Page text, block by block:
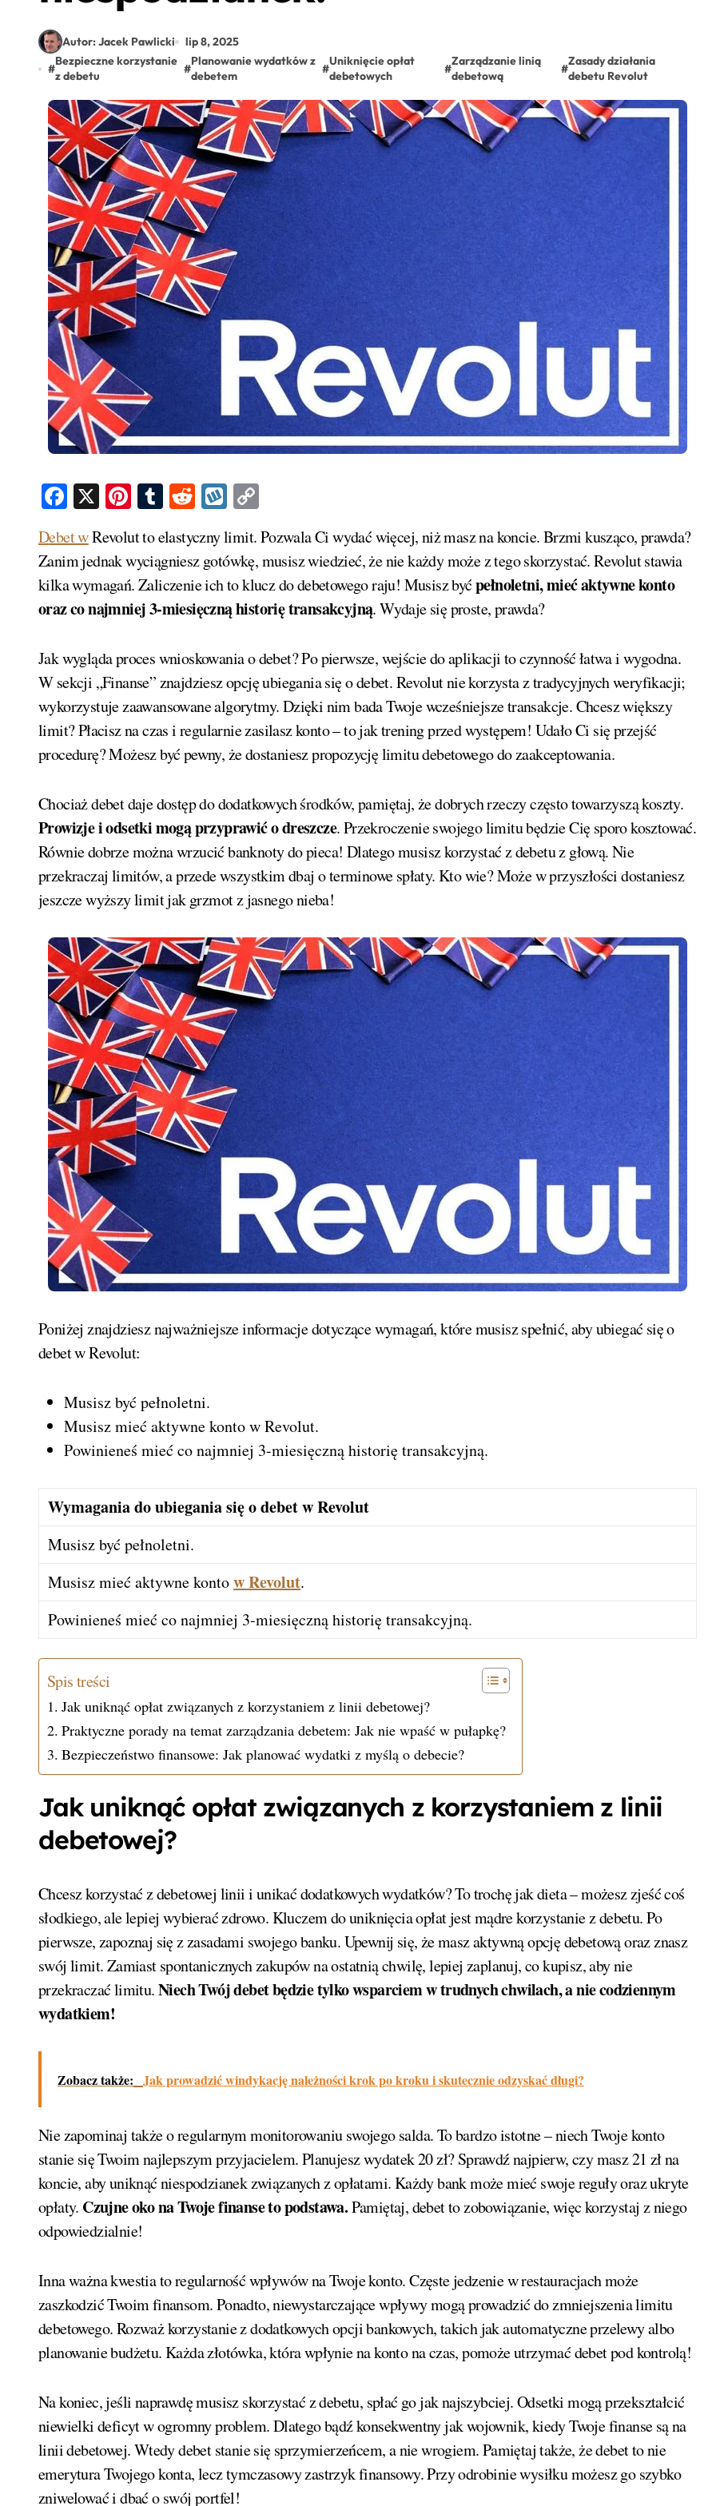
Autor: Jacek Pawlicki
lip 8, 2025
#
Bezpieczne korzystanie
z debetu
#
Planowanie wydatków z
debetem
#
Uniknięcie opłat
debetowych
#
Zarządzanie linią
debetową
#
Zasady działania
debetu Revolut
Facebook
X Pinterest
Tumblr
RedditWykop
Debet wRevolut to elastyczny limit. Pozwala Ci wydać więcej, niż masz na koncie. Brzmi kusząco, prawda?
Zanim jednak wyciągniesz gotówkę, musisz wiedzieć, że nie każdy może z tego skorzystać. Revolut stawia
kilka wymagań. Zaliczenie ich to klucz do debetowego raju! Musisz byćpełnoletni, mieć aktywne konto
oraz co najmniej 3-miesięczną historię transakcyjną. Wydaje się proste, prawda?
Jak wygląda proces wnioskowania o debet? Po pierwsze, wejście do aplikacji to czynność łatwa i wygodna.
W sekcji „Finanse” znajdziesz opcję ubiegania się o debet. Revolut nie korzysta z tradycyjnych weryfikacji;
wykorzystuje zaawansowane algorytmy. Dzięki nim bada Twoje wcześniejsze transakcje. Chcesz większy
limit? Płacisz na czas i regularnie zasilasz konto – to jak trening przed występem! Udało Ci się przejść
procedurę? Możesz być pewny, że dostaniesz propozycję limitu debetowego do zaakceptowania.
Chociaż debet daje dostęp do dodatkowych środków, pamiętaj, że dobrych rzeczy często towarzyszą koszty.
Prowizje i odsetki mogą przyprawić o dreszcze. Przekroczenie swojego limitu będzie Cię sporo kosztować.
Równie dobrze można wrzucić banknoty do pieca! Dlatego musisz korzystać z debetu z głową. Nie
przekraczaj limitów, a przede wszystkim dbaj o terminowe spłaty. Kto wie? Może w przyszłości dostaniesz
jeszcze wyższy limit jak grzmot z jasnego nieba!
Poniżej znajdziesz najważniejsze informacje dotyczące wymagań, które musisz spełnić, aby ubiegać się o
debet w Revolut:
Musisz być pełnoletni.
Musisz mieć aktywne konto w Revolut.
Powinieneś mieć co najmniej 3-miesięczną historię transakcyjną.
Wymagania do ubiegania się o debet w Revolut
Musisz być pełnoletni.
Musisz mieć aktywne kontow Revolut.
Powinieneś mieć co najmniej 3-miesięczną historię transakcyjną.
Spis treści
Jak uniknąć opłat związanych z korzystaniem z linii debetowej?
Praktyczne porady na temat zarządzania debetem: Jak nie wpaść w pułapkę?
Bezpieczeństwo finansowe: Jak planować wydatki z myślą o debecie?
Jak uniknąć opłat związanych z korzystaniem z linii
debetowej?
Chcesz korzystać z debetowej linii i unikać dodatkowych wydatków? To trochę jak dieta – możesz zjeść coś
słodkiego, ale lepiej wybierać zdrowo. Kluczem do uniknięcia opłat jest mądre korzystanie z debetu. Po
pierwsze, zapoznaj się z zasadami swojego banku. Upewnij się, że masz aktywną opcję debetową oraz znasz
swój limit. Zamiast spontanicznych zakupów na ostatnią chwilę, lepiej zaplanuj, co kupisz, aby nie
przekraczać limitu.Niech Twój debet będzie tylko wsparciem w trudnych chwilach, a nie codziennym
wydatkiem!
Zobacz także: Jak prowadzić windykację należności krok po kroku i skutecznie odzyskać długi?
Nie zapominaj także o regularnym monitorowaniu swojego salda. To bardzo istotne – niech Twoje konto
stanie się Twoim najlepszym przyjacielem. Planujesz wydatek 20 zł? Sprawdź najpierw, czy masz 21 zł na
koncie, aby uniknąć niespodzianek związanych z opłatami. Każdy bank może mieć swoje reguły oraz ukryte
opłaty. Czujne oko na Twoje finanse to podstawa.Pamiętaj, debet to zobowiązanie, więc korzystaj z niego
odpowiedzialnie!
Inna ważna kwestia to regularność wpływów na Twoje konto. Częste jedzenie w restauracjach może
zaszkodzić Twoim finansom. Ponadto, niewystarczające wpływy mogą prowadzić do zmniejszenia limitu
debetowego. Rozważ korzystanie z dodatkowych opcji bankowych, takich jak automatyczne przelewy albo
planowanie budżetu. Każda złotówka, która wpłynie na konto na czas, pomoże utrzymać debet pod kontrolą!
Na koniec, jeśli naprawdę musisz skorzystać z debetu, spłać go jak najszybciej. Odsetki mogą przekształcić
niewielki deficyt w ogromny problem. Dlatego bądź konsekwentny jak wojownik, kiedy Twoje finanse są na
linii debetowej. Wtedy debet stanie się sprzymierzeńcem, a nie wrogiem. Pamiętaj także, że debet to nie
emerytura Twojego konta, lecz tymczasowy zastrzyk finansowy. Przy odrobinie wysiłku możesz go szybko
zniwelować i dbać o swój portfel!